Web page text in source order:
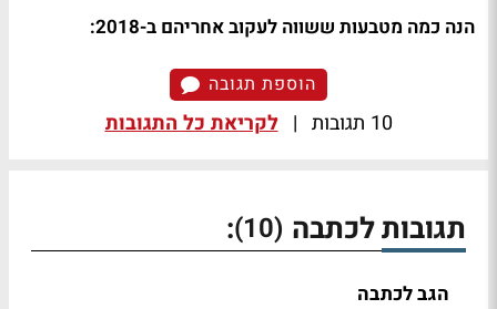
הנה כמה מטבעות ששווה לעקוב אחריהם ב-2018:
הוספת תגובה
10 תגובות | לקריאת כל התגובות
תגובות לכתבה (10)
:
הגב לכתבה